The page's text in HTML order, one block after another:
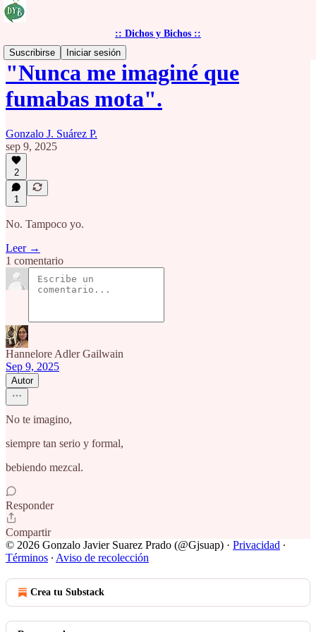
:: Dichos y Bichos ::
Suscribirse
Iniciar sesión
"Nunca me imaginé que
fumabas mota".
Gonzalo J. Suárez P.
sep 9, 2025
2
1
No. Tampoco yo.
Leer →
1 comentario
Hannelore Adler Gailwain
Sep 9, 2025
Autor
No te imagino,
siempre tan serio y formal,
bebiendo mezcal.
Responder
Compartir
© 2026 Gonzalo Javier Suarez Prado (@Gjsuap) · Privacidad ∙
Términos ∙ Aviso de recolección
Crea tu Substack